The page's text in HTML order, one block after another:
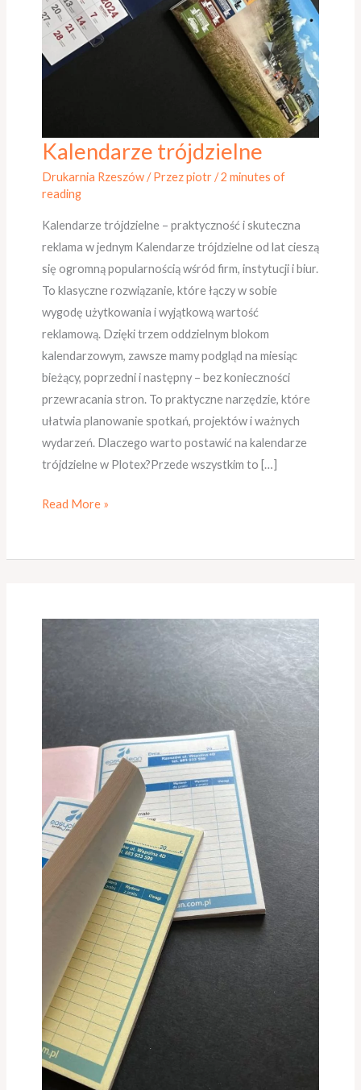
Kalendarze trójdzielne
Drukarnia Rzeszów/ Przezpiotr/2 minutes of
reading
Kalendarze trójdzielne – praktyczność i skuteczna
reklama w jednym Kalendarze trójdzielne od lat cieszą
się ogromną popularnością wśród firm, instytucji i biur.
To klasyczne rozwiązanie, które łączy w sobie
wygodę użytkowania i wyjątkową wartość
reklamową. Dzięki trzem oddzielnym blokom
kalendarzowym, zawsze mamy podgląd na miesiąc
bieżący, poprzedni i następny – bez konieczności
przewracania stron. To praktyczne narzędzie, które
ułatwia planowanie spotkań, projektów i ważnych
wydarzeń. Dlaczego warto postawić na kalendarze
trójdzielne w Plotex?Przede wszystkim to […]
Kalendarze
trójdzielne
Read More »